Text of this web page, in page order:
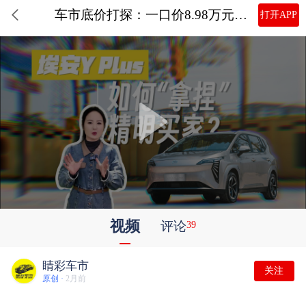
车市底价打探：一口价8.98万元！埃安Y Plus 如何“拿捏”精明买家？ 打开APP
视频 评论39
睛彩车市
原创 · 2月前
关注